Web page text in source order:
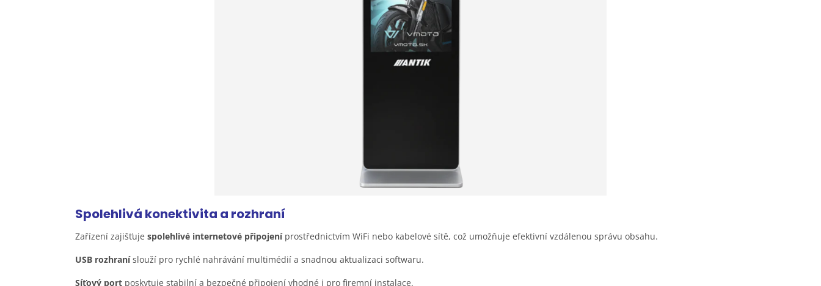
Spolehlivá konektivita a rozhraní
Zařízení zajišťuje spolehlivé internetové připojeníprostřednictvím WiFi nebo kabelové sítě, což umožňuje efektivní vzdálenou správu obsahu.
USB rozhraníslouží pro rychlé nahrávání multimédií a snadnou aktualizaci softwaru.
Síťový port poskytuje stabilní a bezpečné připojení vhodné i pro firemní instalace.